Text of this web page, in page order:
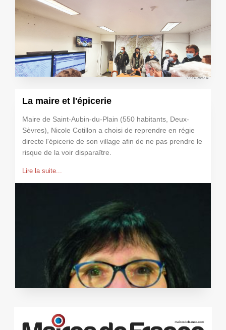
© ADM74
La maire et l'épicerie
Maire de Saint-Aubin-du-Plain (550 habitants, Deux-
Sèvres), Nicole Cotillon a choisi de reprendre en régie
directe l'épicerie de son village afin de ne pas prendre le
risque de la voir disparaître.
Lire la suite...